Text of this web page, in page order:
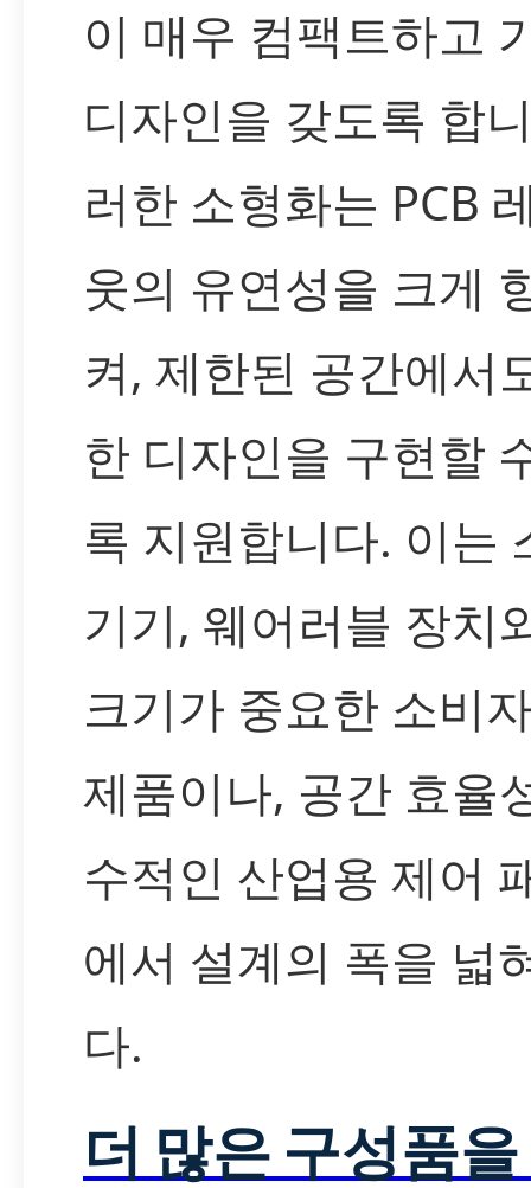
이 매우 컴팩트하고
디자인을 갖도록 합
러한 소형화는 PCB
웃의 유연성을 크게
켜, 제한된 공간에서
한 디자인을 구현할
록 지원합니다. 이는
기기, 웨어러블 장치
크기가 중요한 소비
제품이나, 공간 효율
수적인 산업용 제어
에서 설계의 폭을 넓
다.
더 많은 구성품